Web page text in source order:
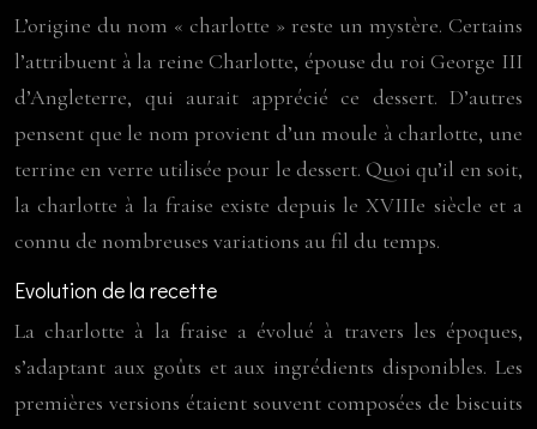
L’origine du nom « charlotte » reste un mystère. Certains
l’attribuent à la reine Charlotte, épouse du roi George III
d’Angleterre, qui aurait apprécié ce dessert. D’autres
pensent que le nom provient d’un moule à charlotte, une
terrine en verre utilisée pour le dessert. Quoi qu’il en soit,
la charlotte à la fraise existe depuis le XVIIIe siècle et a
connu de nombreuses variations au fil du temps.
Evolution de la recette
La charlotte à la fraise a évolué à travers les époques,
s’adaptant aux goûts et aux ingrédients disponibles. Les
premières versions étaient souvent composées de biscuits